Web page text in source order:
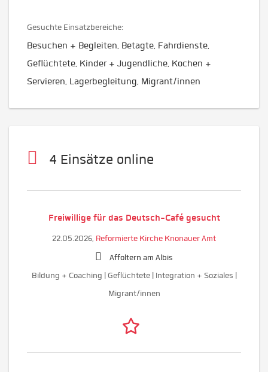
Gesuchte Einsatzbereiche:
Besuchen + Begleiten, Betagte, Fahrdienste,
Geflüchtete, Kinder + Jugendliche, Kochen +
Servieren, Lagerbegleitung, Migrant/innen
4 Einsätze online
Freiwillige für das Deutsch-Café gesucht
22.05.2026, Reformierte Kirche Knonauer Amt
Affoltern am Albis
Bildung + Coaching | Geflüchtete | Integration + Soziales |
Migrant/innen